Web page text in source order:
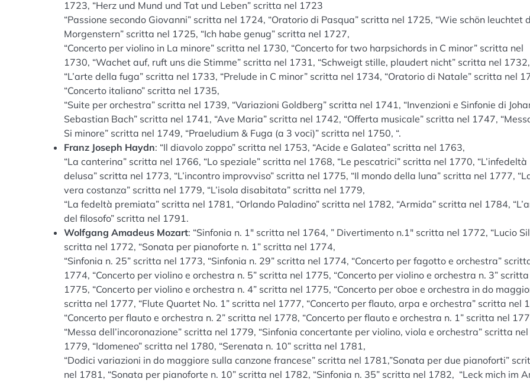
1723, “Herz und Mund und Tat und Leben” scritta nel 1723
“Passione secondo Giovanni” scritta nel 1724, “Oratorio di Pasqua” scritta nel 1725, “Wie schön leuchtet
Morgenstern” scritta nel 1725, “Ich habe genug” scritta nel 1727,
“Concerto per violino in La minore” scritta nel 1730, “Concerto for two harpsichords in C minor” scritta nel
1730, “Wachet auf, ruft uns die Stimme” scritta nel 1731, “Schweigt stille, plaudert nicht” scritta nel 1732,
“L’arte della fuga” scritta nel 1733, “Prelude in C minor” scritta nel 1734, “Oratorio di Natale” scritta nel
“Concerto italiano” scritta nel 1735,
“Suite per orchestra” scritta nel 1739, “Variazioni Goldberg” scritta nel 1741, “Invenzioni e Sinfonie di
Sebastian Bach” scritta nel 1741, “Ave Maria” scritta nel 1742, “Offerta musicale” scritta nel 1747,
Si minore” scritta nel 1749, “Praeludium & Fuga (a 3 voci)” scritta nel 1750, “.
Franz Joseph Haydn: “Il diavolo zoppo” scritta nel 1753, “Acide e Galatea” scritta nel 1763,
“La canterina” scritta nel 1766, “Lo speziale” scritta nel 1768, “Le pescatrici” scritta nel 1770, “L’infedeltà
delusa” scritta nel 1773, “L’incontro improvviso” scritta nel 1775, “Il mondo della luna” scritta nel 1777,
vera costanza” scritta nel 1779, “L’isola disabitata” scritta nel 1779,
“La fedeltà premiata” scritta nel 1781, “Orlando Paladino” scritta nel 1782, “Armida” scritta nel 1784,
del filosofo” scritta nel 1791.
Wolfgang Amadeus Mozart: “Sinfonia n. 1″ scritta nel 1764, ” Divertimento n.1″ scritta nel 1772, “Lucio
scritta nel 1772, “Sonata per pianoforte n. 1” scritta nel 1774,
“Sinfonia n. 25” scritta nel 1773, “Sinfonia n. 29” scritta nel 1774, “Concerto per fagotto e orchestra”
1774, “Concerto per violino e orchestra n. 5” scritta nel 1775, “Concerto per violino e orchestra n. 3”
1775, “Concerto per violino e orchestra n. 4” scritta nel 1775, “Concerto per oboe e orchestra in do
scritta nel 1777, “Flute Quartet No. 1” scritta nel 1777, “Concerto per flauto, arpa e orchestra” scritta nel
“Concerto per flauto e orchestra n. 2” scritta nel 1778, “Concerto per flauto e orchestra n. 1” scritta nel
“Messa dell’incoronazione” scritta nel 1779, “Sinfonia concertante per violino, viola e orchestra” scritta nel
1779, “Idomeneo” scritta nel 1780, “Serenata n. 10” scritta nel 1781,
“Dodici variazioni in do maggiore sulla canzone francese” scritta nel 1781,”Sonata per due pianoforti”
nel 1781, “Sonata per pianoforte n. 10” scritta nel 1782, “Sinfonia n. 35” scritta nel 1782, “Leck mich im